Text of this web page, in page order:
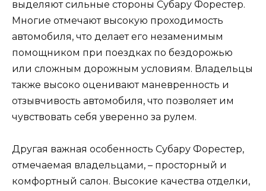
выделяют сильные стороны Субару Форестер.
Многие отмечают высокую проходимость
автомобиля, что делает его незаменимым
помощником при поездках по бездорожью
или сложным дорожным условиям. Владельцы
также высоко оценивают маневренность и
отзывчивость автомобиля, что позволяет им
чувствовать себя уверенно за рулем.
Другая важная особенность Субару Форестер,
отмечаемая владельцами, – просторный и
комфортный салон. Высокие качества отделки,